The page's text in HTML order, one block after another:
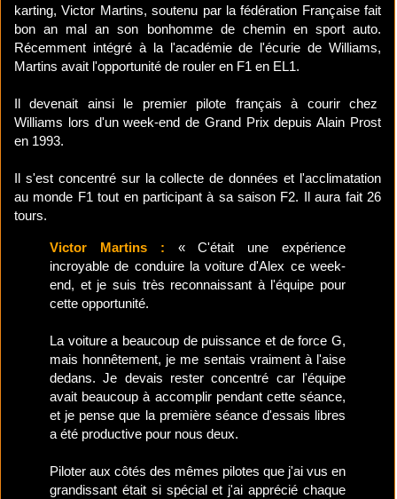
karting, Victor Martins, soutenu par la fédération Française fait
bon an mal an son bonhomme de chemin en sport auto.
Récemment intégré à la l'académie de l'écurie de Williams,
Martins avait l'opportunité de rouler en F1 en EL1.
Il devenait ainsi le premier pilote français à courir chez
Williams lors d'un week-end de Grand Prix depuis Alain Prost
en 1993.
Il s'est concentré sur la collecte de données et l'acclimatation
au monde F1 tout en participant à sa saison F2. Il aura fait 26
tours.
Victor Martins : « C'était une expérience
incroyable de conduire la voiture d'Alex ce week-
end, et je suis très reconnaissant à l'équipe pour
cette opportunité.
La voiture a beaucoup de puissance et de force G,
mais honnêtement, je me sentais vraiment à l'aise
dedans. Je devais rester concentré car l'équipe
avait beaucoup à accomplir pendant cette séance,
et je pense que la première séance d'essais libres
a été productive pour nous deux.
Piloter aux côtés des mêmes pilotes que j'ai vus en
grandissant était si spécial et j'ai apprécié chaque